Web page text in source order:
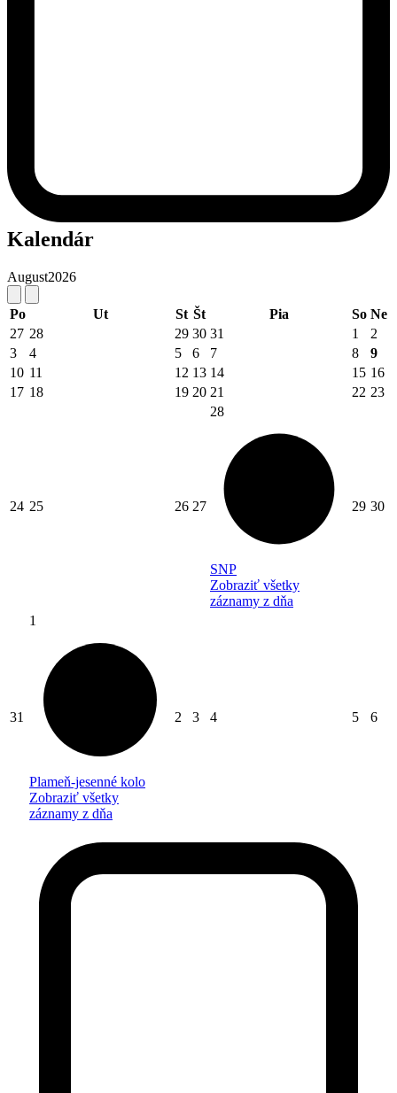
Kalendár
August2026
Po Ut St Št Pia So Ne
27 28 29 30 31 1
2
3
4 5 6 7 8
9
10 11 12 13 14 15 16
17 18 19 20 21 22 23
24 25 26 27
28
SNP
Zobraziť všetky
záznamy z dňa
29 30
31
1
Plameň-jesenné kolo
Zobraziť všetky
záznamy z dňa
2 3 4 5 6